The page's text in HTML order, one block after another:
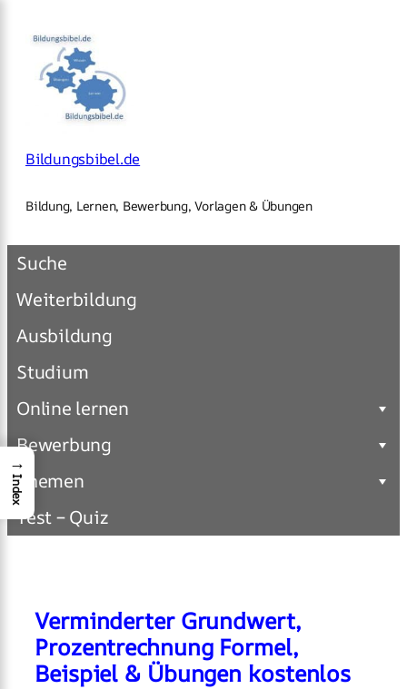
Inhalt
springen
Bildungsbibel.de
Bildung, Lernen, Bewerbung, Vorlagen & Übungen
Suche
Weiterbildung
Ausbildung
Studium
Online lernen
Bewerbung
Themen
Test – Quiz
Verminderter Grundwert,
Prozentrechnung Formel,
Beispiel & Übungen kostenlos
→
Index